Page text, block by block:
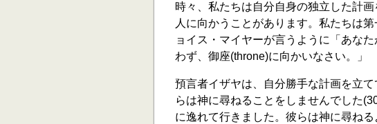
時々、私たちは自分自身の独立した計
人に向かうことがあります。私たちは
ョイス・マイヤーが言うように「あな
わず、御座(throne)に向かいなさい。」
預言者イザヤは、自分勝手な計画を立
らは神に尋ねることをしませんでした
に逸れて行きました。彼らは神に尋ね